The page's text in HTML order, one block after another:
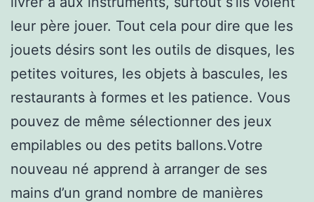
leur père jouer. Tout cela pour dire que les
jouets désirs sont les outils de disques, les
petites voitures, les objets à bascules, les
restaurants à formes et les patience. Vous
pouvez de même sélectionner des jeux
empilables ou des petits ballons.Votre
nouveau né apprend à arranger de ses
mains d’un grand nombre de manières